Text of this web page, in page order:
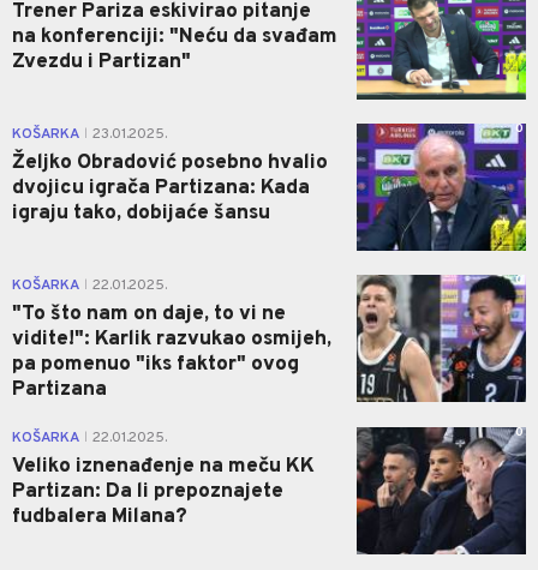
Trener Pariza eskivirao pitanje
na konferenciji: "Neću da svađam
Zvezdu i Partizan"
KOŠARKA 23.01.2025.
Željko Obradović posebno hvalio
dvojicu igrača Partizana: Kada
igraju tako, dobijaće šansu
0
KOŠARKA 22.01.2025.
"To što nam on daje, to vi ne
vidite!": Karlik razvukao osmijeh,
pa pomenuo "iks faktor" ovog
Partizana
0
KOŠARKA 22.01.2025.
Veliko iznenađenje na meču KK
Partizan: Da li prepoznajete
fudbalera Milana?
0